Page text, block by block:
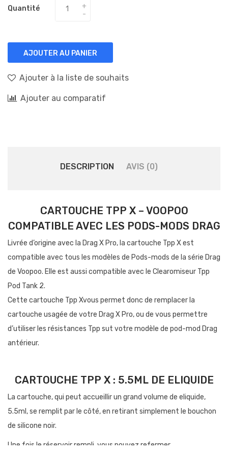
Quantité
AJOUTER AU PANIER
Ajouter à la liste de souhaits
Ajouter au comparatif
DESCRIPTION AVIS (0)
CARTOUCHE TPP X – VOOPOO
COMPATIBLE AVEC LES PODS-MODS DRAG
Livrée d’origine avec la Drag X Pro, la cartouche Tpp X est
compatible avec tous les modèles de Pods-mods de la série Drag
de Voopoo. Elle est aussi compatible avec le Clearomiseur Tpp
Pod Tank 2.
Cette cartouche Tpp Xvous permet donc de remplacer la
cartouche usagée de votre Drag X Pro, ou de vous permettre
d’utiliser les résistances Tpp sut votre modèle de pod-mod Drag
antérieur.
CARTOUCHE TPP X : 5.5ML DE ELIQUIDE
La cartouche, qui peut accueillir un grand volume de eliquide,
5.5ml, se remplit par le côté, en retirant simplement le bouchon
de silicone noir.
Une fois le réservoir rempli, vous pouvez refermer